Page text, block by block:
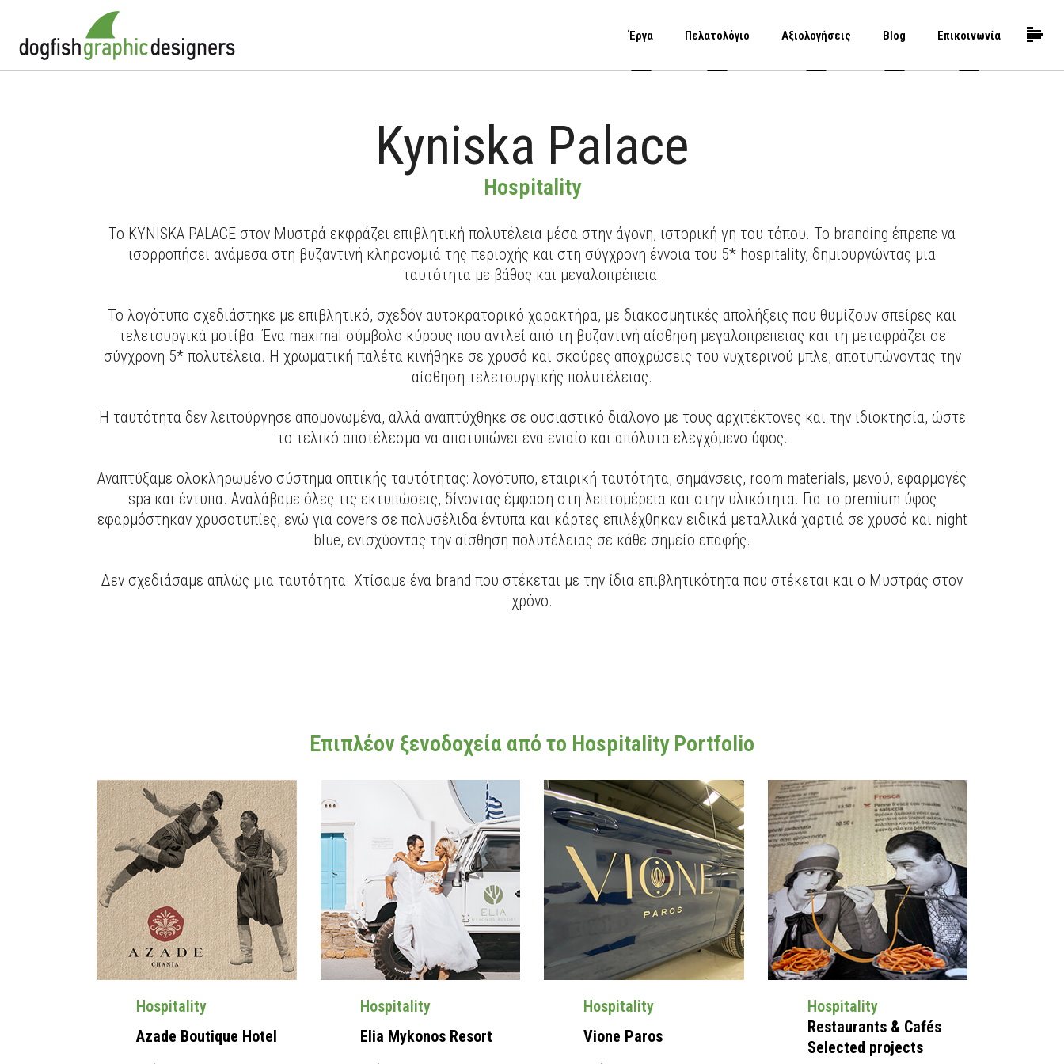
Έργα Πελατολόγιο Αξιολογήσεις Blog Επικοινωνία
Kyniska Palace
Hospitality
Το KYNISKA PALACE στον Μυστρά εκφράζει επιβλητική πολυτέλεια μέσα στην άγονη, ιστορική γη του τόπου. Το branding έπρεπε να
ισορροπήσει ανάμεσα στη βυζαντινή κληρονομιά της περιοχής και στη σύγχρονη έννοια του 5* hospitality, δημιουργώντας μια
ταυτότητα με βάθος και μεγαλοπρέπεια.
Το λογότυπο σχεδιάστηκε με επιβλητικό, σχεδόν αυτοκρατορικό χαρακτήρα, με διακοσμητικές απολήξεις που θυμίζουν σπείρες και
τελετουργικά μοτίβα. Ένα maximal σύμβολο κύρους που αντλεί από τη βυζαντινή αίσθηση μεγαλοπρέπειας και τη μεταφράζει σε
σύγχρονη 5* πολυτέλεια. Η χρωματική παλέτα κινήθηκε σε χρυσό και σκούρες αποχρώσεις του νυχτερινού μπλε, αποτυπώνοντας την
αίσθηση τελετουργικής πολυτέλειας.
Η ταυτότητα δεν λειτούργησε απομονωμένα, αλλά αναπτύχθηκε σε ουσιαστικό διάλογο με τους αρχιτέκτονες και την ιδιοκτησία, ώστε
το τελικό αποτέλεσμα να αποτυπώνει ένα ενιαίο και απόλυτα ελεγχόμενο ύφος.
Αναπτύξαμε ολοκληρωμένο σύστημα οπτικής ταυτότητας: λογότυπο, εταιρική ταυτότητα, σημάνσεις, room materials, μενού, εφαρμογές
spa και έντυπα. Αναλάβαμε όλες τις εκτυπώσεις, δίνοντας έμφαση στη λεπτομέρεια και στην υλικότητα. Για το premium ύφος
εφαρμόστηκαν χρυσοτυπίες, ενώ για covers σε πολυσέλιδα έντυπα και κάρτες επιλέχθηκαν ειδικά μεταλλικά χαρτιά σε χρυσό και night
blue, ενισχύοντας την αίσθηση πολυτέλειας σε κάθε σημείο επαφής.
Δεν σχεδιάσαμε απλώς μια ταυτότητα. Χτίσαμε ένα brand που στέκεται με την ίδια επιβλητικότητα που στέκεται και ο Μυστράς στον
χρόνο.
Επιπλέον ξενοδοχεία από το Hospitality Portfolio
Hospitality
Azade Boutique Hotel
Hospitality
Elia Mykonos Resort
Hospitality
Vione Paros
Hospitality
Restaurants & Cafés
Selected projects